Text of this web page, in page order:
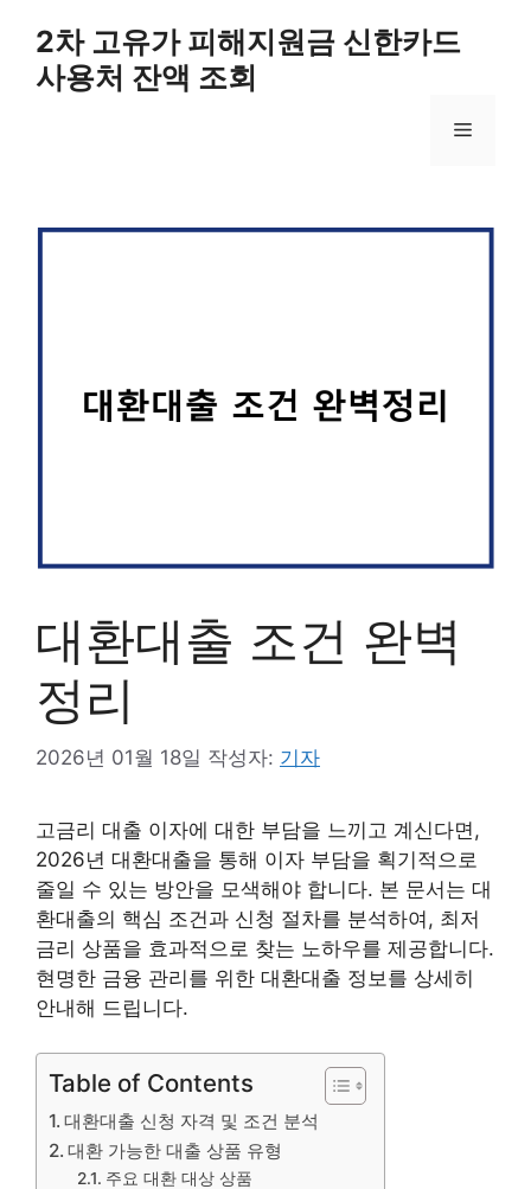
2차 고유가 피해지원금 신한카드
사용처 잔액 조회
메
대환대출 조건 완벽
정리
2026년 01월 18일 작성자: 기자
고금리 대출 이자에 대한 부담을 느끼고 계신다면,
2026년 대환대출을 통해 이자 부담을 획기적으로
줄일 수 있는 방안을 모색해야 합니다. 본 문서는 대
환대출의 핵심 조건과 신청 절차를 분석하여, 최저
금리 상품을 효과적으로 찾는 노하우를 제공합니다.
현명한 금융 관리를 위한 대환대출 정보를 상세히
안내해 드립니다.
Table of Contents
대환대출 신청 자격 및 조건 분석
대환 가능한 대출 상품 유형
주요 대환 대상 상품